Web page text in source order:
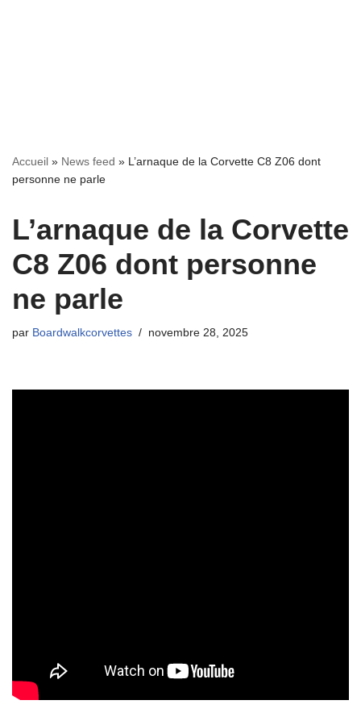
Accueil » News feed » L’arnaque de la Corvette C8 Z06 dont
personne ne parle
L’arnaque de la Corvette
C8 Z06 dont personne
ne parle
par Boardwalkcorvettes novembre 28, 2025